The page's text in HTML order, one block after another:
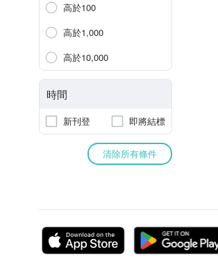
高於100
高於1,000
高於10,000
時間
新刊登 即將結標
清除所有條件